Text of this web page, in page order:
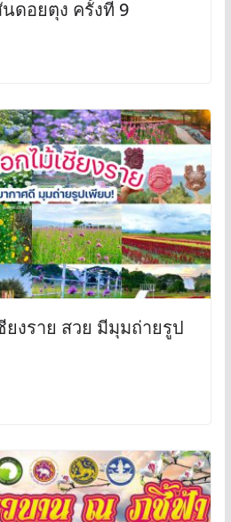
ดอยตุง ครั้งที่ 9
งราย สวย มีมุมถ่ายรูป